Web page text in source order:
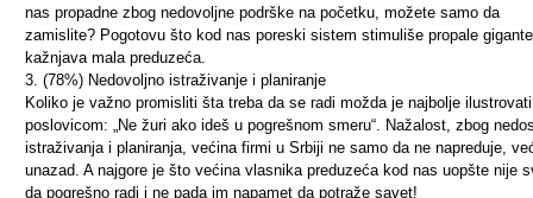
nas propadne zbog nedovoljne podrške na početku, možete samo da
zamislite? Pogotovu što kod nas poreski sistem stimuliše propale
kažnjava mala preduzeća.
3. (78%) Nedovoljno istraživanje i planiranje
Koliko je važno promisliti šta treba da se radi možda je najbolje ilustrovati
poslovicom: „Ne žuri ako ideš u pogrešnom smeru“. Nažalost, zbog
istraživanja i planiranja, većina firmi u Srbiji ne samo da ne napreduje,
unazad. A najgore je što većina vlasnika preduzeća kod nas uopšte nije
da pogrešno radi i ne pada im napamet da potraže savet!